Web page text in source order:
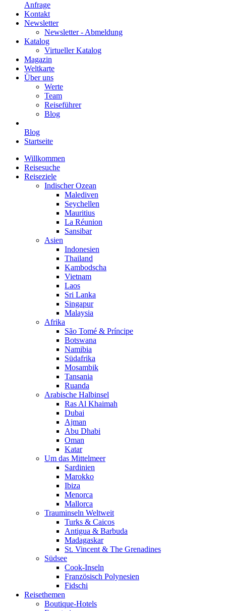
Anfrage
Kontakt
Newsletter
Newsletter - Abmeldung
Katalog
Virtueller Katalog
Magazin
Weltkarte
Über uns
Werte
Team
Reiseführer
Blog
Blog
Startseite
Willkommen
Reisesuche
Reiseziele
Indischer Ozean
Malediven
Seychellen
Mauritius
La Réunion
Sansibar
Asien
Indonesien
Thailand
Kambodscha
Vietnam
Laos
Sri Lanka
Singapur
Malaysia
Afrika
São Tomé & Príncipe
Botswana
Namibia
Südafrika
Mosambik
Tansania
Ruanda
Arabische Halbinsel
Ras Al Khaimah
Dubai
Ajman
Abu Dhabi
Oman
Katar
Um das Mittelmeer
Sardinien
Marokko
Ibiza
Menorca
Mallorca
Trauminseln Weltweit
Turks & Caicos
Antigua & Barbuda
Madagaskar
St. Vincent & The Grenadines
Südsee
Cook-Inseln
Französisch Polynesien
Fidschi
Reisethemen
Boutique-Hotels